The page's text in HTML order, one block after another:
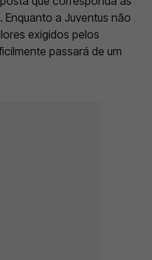
a Juventus não
exigidos pelos
passará de um